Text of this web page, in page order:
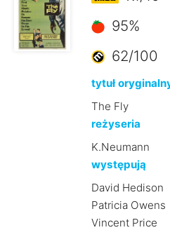
95%
62/100
tytuł
The Fly
reżyseria
K.Neumann
występują
David Hedison
Patricia Owens
Vincent Price